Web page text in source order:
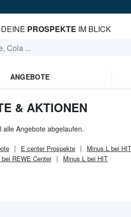
PROSPEKTE IM BLICK
ANGEBOTE
& AKTIONEN
Angebote abgelaufen.
E centerProspekte Minus L bei
REWE Center Minus L bei HIT